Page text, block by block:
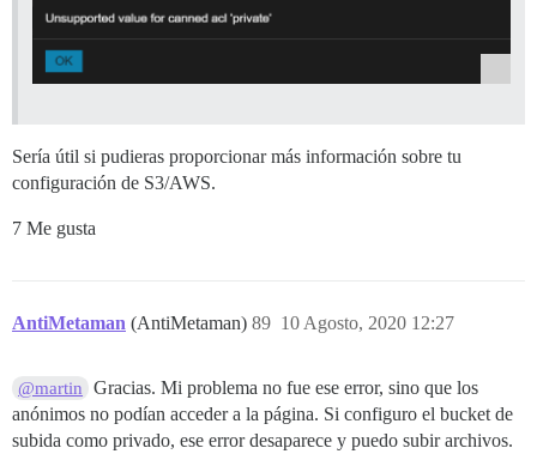
Sería útil si pudieras proporcionar más información sobre tu
configuración de S3/AWS.
7 Me gusta
AntiMetaman (AntiMetaman) 10 Agosto, 2020 12:27
89
@martin
Gracias. Mi problema no fue ese error, sino que los
anónimos no podían acceder a la página. Si configuro el bucket de
subida como privado, ese error desaparece y puedo subir archivos.